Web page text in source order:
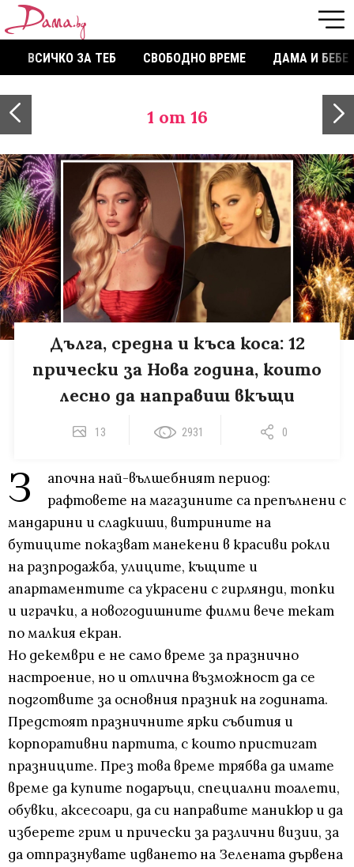
ВСИЧКО ЗА ТЕБ СВОБОДНО ВРЕМЕ ДАМА И БЕБЕ
1 от 16
Дълга, средна и къса коса: 12
прически за Нова година, които
лесно да направиш вкъщи
13 2931 0
З
апочна най-вълшебният период:
рафтовете на магазините са препълнени с
мандарини и сладкиши, витрините на
бутиците показват манекени в красиви рокли
на разпродажба, улиците, къщите и
апартаментите са украсени с гирлянди, топки
и играчки, а новогодишните филми вече текат
по малкия екран.
Но декември е не само време за празнично
настроение, но и отлична възможност да се
подготвите за основния празник на годината.
Предстоят празничните ярки събития и
корпоративни партита, с които пристигат
празниците. През това време трябва да имате
време да купите подаръци, специални тоалети,
обувки, аксесоари, да си направите маникюр и да
изберете грим и прически за различни визии, за
да отпразнувате идването на Зелената дървена